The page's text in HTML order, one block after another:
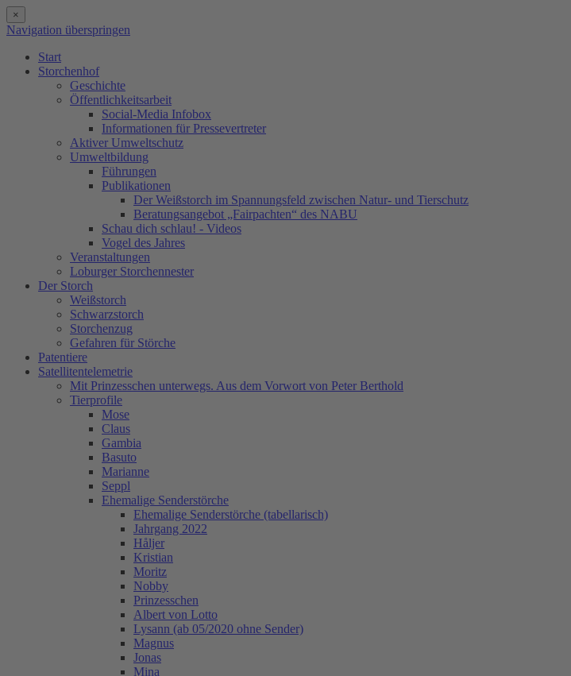
×
Navigation überspringen
Start
Storchenhof
Geschichte
Öffentlichkeitsarbeit
Social-Media Infobox
Informationen für Pressevertreter
Aktiver Umweltschutz
Umweltbildung
Führungen
Publikationen
Der Weißstorch im Spannungsfeld zwischen Natur- und Tierschutz
Beratungsangebot „Fairpachten“ des NABU
Schau dich schlau! - Videos
Vogel des Jahres
Veranstaltungen
Loburger Storchennester
Der Storch
Weißstorch
Schwarzstorch
Storchenzug
Gefahren für Störche
Patentiere
Satellitentelemetrie
Mit Prinzesschen unterwegs. Aus dem Vorwort von Peter Berthold
Tierprofile
Mose
Claus
Gambia
Basuto
Marianne
Seppl
Ehemalige Senderstörche
Ehemalige Senderstörche (tabellarisch)
Jahrgang 2022
Håljer
Kristian
Moritz
Nobby
Prinzesschen
Albert von Lotto
Lysann (ab 05/2020 ohne Sender)
Magnus
Jonas
Mina